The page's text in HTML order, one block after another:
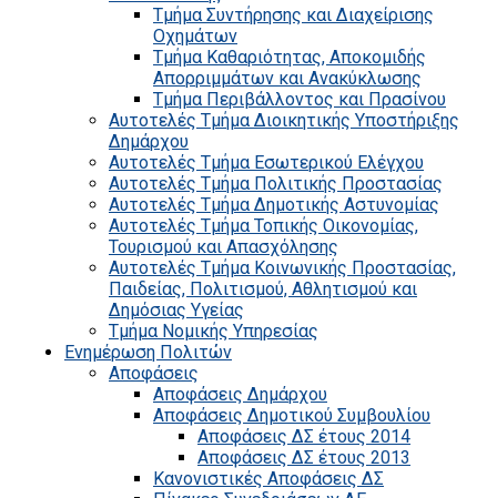
Τμήμα Συντήρησης και Διαχείρισης
Οχημάτων
Τμήμα Καθαριότητας, Αποκομιδής
Απορριμμάτων και Ανακύκλωσης
Τμήμα Περιβάλλοντος και Πρασίνου
Αυτοτελές Τμήμα Διοικητικής Υποστήριξης
Δημάρχου
Αυτοτελές Τμήμα Εσωτερικού Ελέγχου
Αυτοτελές Τμήμα Πολιτικής Προστασίας
Αυτοτελές Τμήμα Δημοτικής Αστυνομίας
Αυτοτελές Τμήμα Τοπικής Οικονομίας,
Τουρισμού και Απασχόλησης
Αυτοτελές Τμήμα Κοινωνικής Προστασίας,
Παιδείας, Πολιτισμού, Αθλητισμού και
Δημόσιας Υγείας
Τμήμα Νομικής Υπηρεσίας
Ενημέρωση Πολιτών
Αποφάσεις
Αποφάσεις Δημάρχου
Αποφάσεις Δημοτικού Συμβουλίου
Αποφάσεις ΔΣ έτους 2014
Αποφάσεις ΔΣ έτους 2013
Κανονιστικές Αποφάσεις ΔΣ